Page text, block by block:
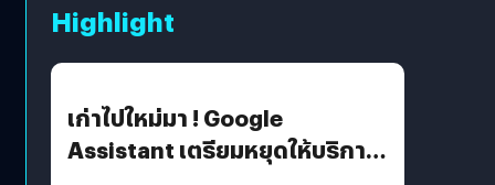
Highlight
เก่าไปใหม่มา ! Google
Assistant เตรียมหยุดให้บริการ